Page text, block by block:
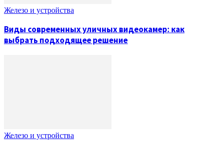
Железо и устройства
Виды современных уличных видеокамер: как
выбрать подходящее решение
Железо и устройства